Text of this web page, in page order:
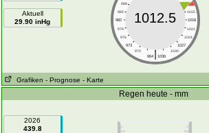
Aktuell
29.90 inHg
988
1012
985
1015
982
1018
979
1021
976
1024
973
1027
970
1030
|
964 1036
1012.5
Grafiken - Prognose - Karte
Regen heute - mm
2026
439.8